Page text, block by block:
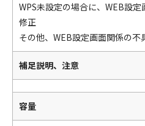
WPS未設定の場合に、WEB設
修正
その他、WEB設定画面関係の不
補足説明、注意
容量